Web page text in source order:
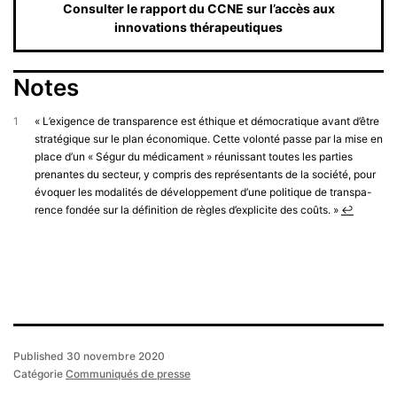
Consulter le rapport du CCNE sur l’accès aux
innovations thérapeutiques
Notes
1
« L’exigence de transparence est éthique et démocratique avant d’être
stratégique sur le plan économique. Cette volonté passe par la mise en
place d’un « Ségur du médicament » réunissant toutes les parties
prenantes du secteur, y compris des représentants de la société, pour
évoquer les modalités de développement d’une politique de transpa-
rence fondée sur la définition de règles d’explicite des coûts. » ↩︎
Published 30 novembre 2020
Catégorie Communiqués de presse